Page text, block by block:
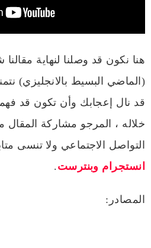
(الماضي البسيط بالانجليزي)
قد نال إعجابك وأن تكون قد
خلاله ، المرجو مشاركة
التواصل الاجتماعي ولا تنسى
انستجرام وبنترست.
المصادر: